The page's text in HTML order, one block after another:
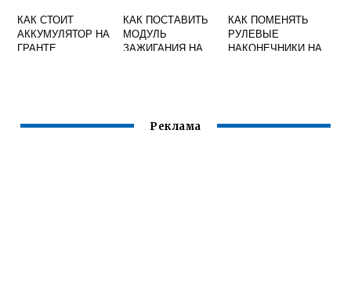
КАК СТОИТ
АККУМУЛЯТОР НА
ГРАНТЕ
КАК ПОСТАВИТЬ
МОДУЛЬ
ЗАЖИГАНИЯ НА
КАК ПОМЕНЯТЬ
РУЛЕВЫЕ
НАКОНЕЧНИКИ НА
Реклама